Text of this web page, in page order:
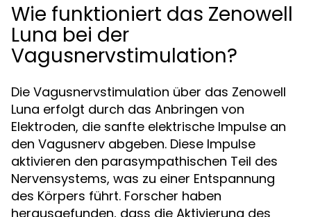
Wie funktioniert das Zenowell
Luna bei der
Vagusnervstimulation?
Die Vagusnervstimulation über das Zenowell
Luna erfolgt durch das Anbringen von
Elektroden, die sanfte elektrische Impulse an
den Vagusnerv abgeben. Diese Impulse
aktivieren den parasympathischen Teil des
Nervensystems, was zu einer Entspannung
des Körpers führt. Forscher haben
herausgefunden, dass die Aktivierung des